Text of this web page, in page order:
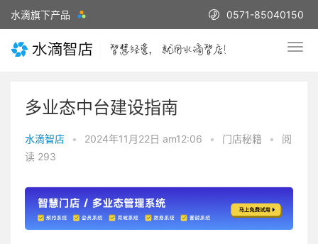
水滴旗下产品 0571-85040150
多业态中台建设指南
水滴智店 • 2024年11月22日 am12:06 • 门店秘籍 •
阅
读 293